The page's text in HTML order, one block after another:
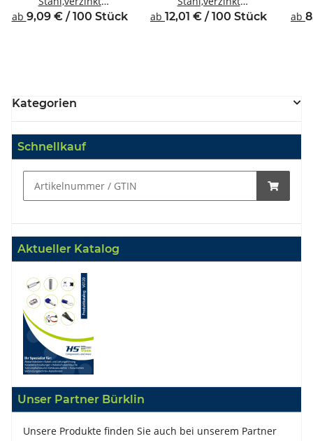
Innen/Innengewinde M4
ab 9,09 € / 100 Stück
Innen/Innengewinde M4
ab 12,01 € / 100 Stück ab
Kategorien
Schnellkauf
Aktueller Katalog
Unser Partner Bürklin
Unsere Produkte finden Sie auch bei unserem Partner